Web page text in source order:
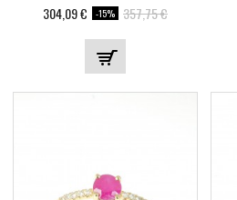
304,09 € -15% 357,75 €